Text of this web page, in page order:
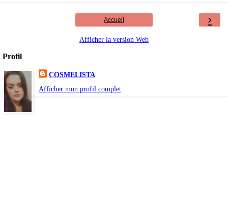
›
Accueil
Afficher la version Web
Profil
COSMELISTA
Afficher mon profil complet